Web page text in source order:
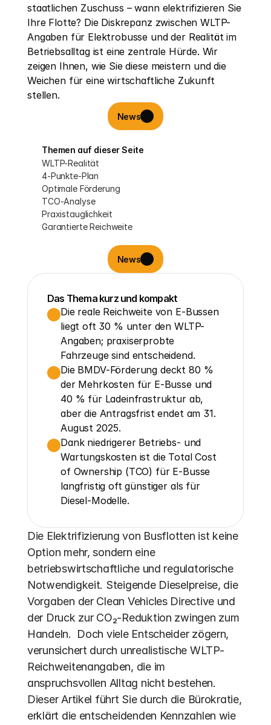
staatlichen Zuschuss – wann elektrifizieren Sie
Ihre Flotte? Die Diskrepanz zwischen WLTP-
Angaben für Elektrobusse und der Realität im
Betriebsalltag ist eine zentrale Hürde. Wir
zeigen Ihnen, wie Sie diese meistern und die
Weichen für eine wirtschaftliche Zukunft
stellen.
News
Themen auf dieser Seite
WLTP-Realität
4-Punkte-Plan
Optimale Förderung
TCO-Analyse
Praxistauglichkeit
Garantierte Reichweite
News
Das Thema kurz und kompakt
Die reale Reichweite von E-Bussen
liegt oft 30 % unter den WLTP-
Angaben; praxiserprobte
Fahrzeuge sind entscheidend.
Die BMDV-Förderung deckt 80 %
der Mehrkosten für E-Busse und
40 % für Ladeinfrastruktur ab,
aber die Antragsfrist endet am 31.
August 2025.
Dank niedrigerer Betriebs- und
Wartungskosten ist die Total Cost
of Ownership (TCO) für E-Busse
langfristig oft günstiger als für
Diesel-Modelle.
Die Elektrifizierung von Busflotten ist keine
Option mehr, sondern eine
betriebswirtschaftliche und regulatorische
Notwendigkeit. Steigende Dieselpreise, die
Vorgaben der Clean Vehicles Directive und
der Druck zur CO₂-Reduktion zwingen zum
Handeln.  Doch viele Entscheider zögern,
verunsichert durch unrealistische WLTP-
Reichweitenangaben, die im
anspruchsvollen Alltag nicht bestehen.
Dieser Artikel führt Sie durch die Bürokratie,
erklärt die entscheidenden Kennzahlen wie